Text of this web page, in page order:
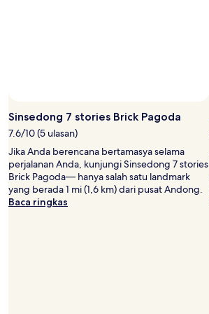
Sinsedong 7 stories Brick Pagoda
7.6/10 (5 ulasan)
Jika Anda berencana bertamasya selama
perjalanan Anda, kunjungi Sinsedong 7 stories
Brick Pagoda— hanya salah satu landmark
yang berada 1 mi (1,6 km) dari pusat Andong.
Baca ringkas